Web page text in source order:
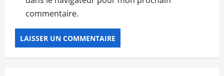
commentaire.